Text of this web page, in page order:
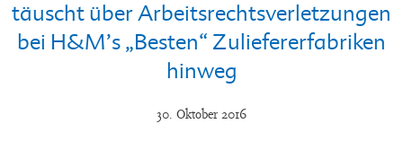
täuscht über Arbeitsrechtsverletzungen
bei H&M’s „Besten“ Zuliefererfabriken
hinweg
30. Oktober 2016